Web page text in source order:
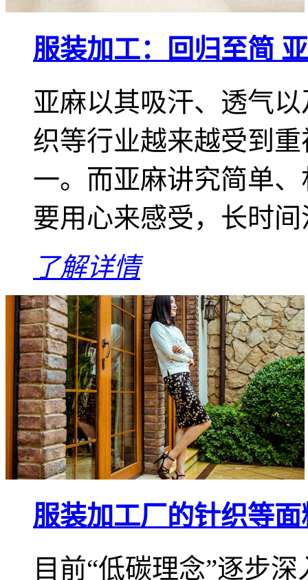
服装加工：回归至简
亚麻以其吸汗、透气
织等行业越来越受到
一。而亚麻讲究简单
要用心来感受，长时
了解详情
服装加工厂的针织等
目前“低碳理念”逐步